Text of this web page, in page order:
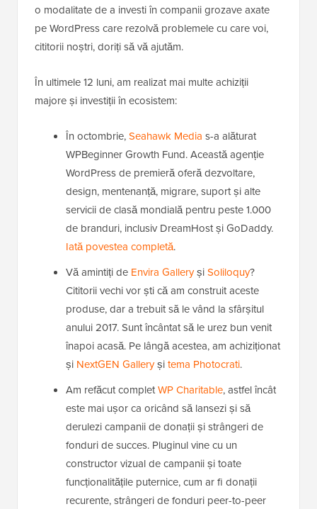
o modalitate de a investi în companii grozave axate
pe WordPress care rezolvă problemele cu care voi,
cititorii noștri, doriți să vă ajutăm.
În ultimele 12 luni, am realizat mai multe achiziții
majore și investiții în ecosistem:
În octombrie,Seahawk Media s-a alăturat
WPBeginner Growth Fund. Această agenție
WordPress de premieră oferă dezvoltare,
design, mentenanță, migrare, suport și alte
servicii de clasă mondială pentru peste 1.000
de branduri, inclusiv DreamHost și GoDaddy.
Iată povestea completă.
Vă amintiți de Envira GalleryșiSoliloquy?
Cititorii vechi vor ști că am construit aceste
produse, dar a trebuit să le vând la sfârșitul
anului 2017. Sunt încântat să le urez bun venit
înapoi acasă. Pe lângă acestea, am achiziționat
și NextGEN Galleryșitema Photocrati.
Am refăcut completWP Charitable, astfel încât
este mai ușor ca oricând să lansezi și să
derulezi campanii de donații și strângeri de
fonduri de succes. Pluginul vine cu un
constructor vizual de campanii și toate
funcționalitățile puternice, cum ar fi donații
recurente, strângeri de fonduri peer-to-peer